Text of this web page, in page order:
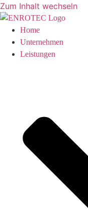
Zum Inhalt wechseln
Home
Unternehmen
Leistungen